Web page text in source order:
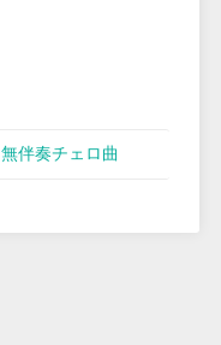
無伴奏チェロ曲